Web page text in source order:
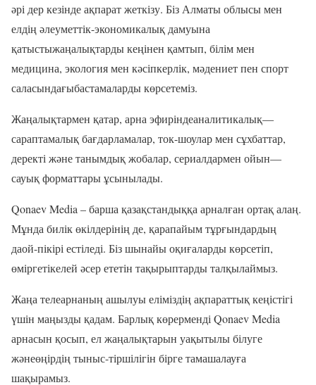
әрі дер кезінде ақпарат жеткізу. Біз Алматы облысы мен
елдің әлеуметтік-экономикалық дамуына
қатыстыжаңалықтардыкеңінен қамтып, білім мен
медицина, экология мен кәсіпкерлік, мәдениетпен спорт
саласындағыбастамалардыкөрсетеміз.
Жаңалықтармен қатар, арна эфиріндеаналитикалық—
сараптамалықбағдарламалар, ток-шоулар мен сұхбаттар,
деректі жәнетанымдықжобалар, сериалдармен ойын—
сауықформаттарыұсынылады.
Qonaev Media –барша қазақстандыққа арналған ортақалаң.
Мұнда билік өкілдерінің де, қарапайымтұрғындардың
даой-пікірі естіледі. Біз шынайы оқиғаларды көрсетіп,
өміргетікелей әсерететін тақырыптардыталқылаймыз.
Жаңа телеарнаның ашылуы еліміздің ақпараттық кеңістігі
үшін маңызды қадам. Барлық көрерменді Qonaev Media
арнасын қосып, елжаңалықтарын уақытылыбілуге
жәнеөңірдің тыныс-тіршілігін бірге тамашалауға
шақырамыз.